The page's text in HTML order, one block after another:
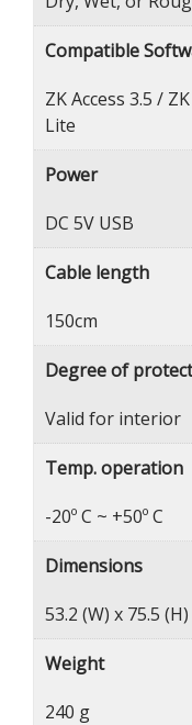
Compatible
ZK Access 3.5 /
Lite
Power
DC 5V USB
Cable length
150cm
Degree of
Valid for interior
Temp. operation
-20º C ~ +50º C
Dimensions
53.2 (W) x 75.5
Weight
240 g